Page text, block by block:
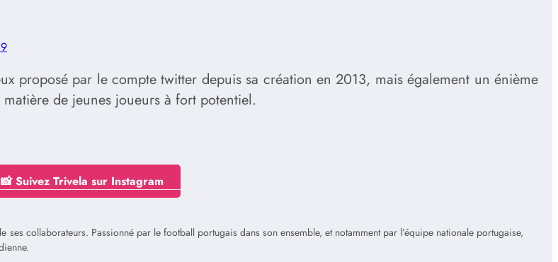
proposé par le compte twitter depuis sa création en 2013, mais également un énième
de jeunes joueurs à fort potentiel.
📸 Suivez Trivela sur Instagram
collaborateurs. Passionné par le football portugais dans son ensemble, et notamment par l’équipe nationale portugaise,